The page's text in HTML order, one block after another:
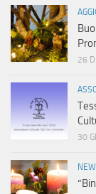
26
30